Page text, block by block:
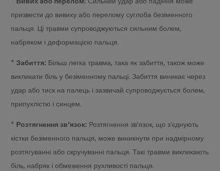
призвести до вивиху або перелому суглоба безіменного
пальця. Ці травми супроводжуються сильним болем,
набряком і деформацією пальця.
*Забиття: Більш легка травма, така як забиття, також може
викликати біль у безіменному пальці. Забиття виникає через
удар або тиск на палець і зазвичай супроводжується болем,
припухлістю і синцем.
* Розтягнення зв’язок: Розтягнення зв’язок, що з’єднують
кістки безіменного пальця, може виникнути при надмірному
розтягуванні або скручуванні пальця. Такі травми викликають
біль, набряк і обмеження рухливості пальця.